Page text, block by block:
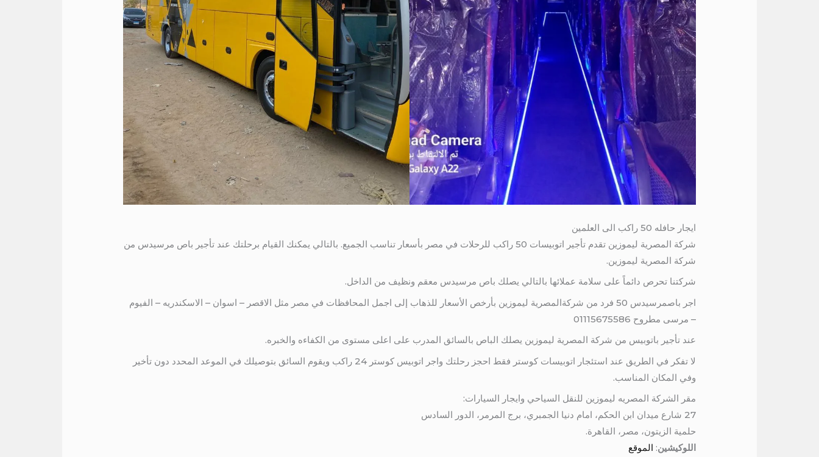
ايجار حافله 50 راكب الى العلمين
شركة المصرية ليموزين تقدم تأجير اتوبيسات 50 راكب للرحلات في مصر بأسعار تناسب الجميع. بالتالي يمكنك القيام برحلتك عند تأجير باص مرسيدس من
شركة المصرية ليموزين.
شركتنا تحرص دائماً على سلامة عملائها بالتالي يصلك باص مرسيدس معقم ونظيف من الداخل.
اجر باصمرسيدس 50 فرد من شركةالمصرية ليموزين بأرخص الأسعار للذهاب إلى اجمل المحافظات في مصر مثل الاقصر – اسوان – الاسكندريه – الفيوم
– مرسى مطروح 01115675586
عند تأجير باتوبيس من شركة المصرية ليموزين يصلك الباص بالسائق المدرب على اعلى مستوى من الكفاءه والخبره.
لا تفكر في الطريق عند استئجار اتوبيسات كوستر فقط احجز رحلتك واجر اتوبيس كوستر 24 راكب ويقوم السائق بتوصيلك في الموعد المحدد دون تأخير
وفي المكان المناسب.
مقر الشركة المصريه ليموزين للنقل السياحي وايجار السيارات:
27 شارع ميدان ابن الحكم، امام دنيا الجمبري، برج المرمر، الدور السادس
حلمية الزيتون، مصر، القاهرة.
اللوكيشين: الموقع